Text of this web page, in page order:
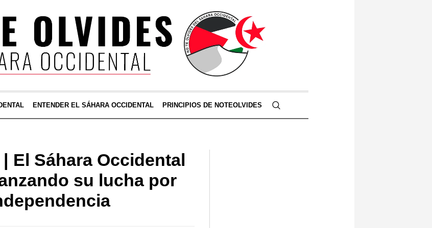
ENTENDER EL SÁHARA OCCIDENTAL PRINCIPIOS DE NOTEOLVIDES
El Sáhara Occidental
su lucha por